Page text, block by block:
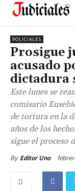
POLICIALES
Prosigue
acusado
dictadura
Este lunes se
comisario
de tortura en la
años de los
sigue el proceso
By Editor Uno